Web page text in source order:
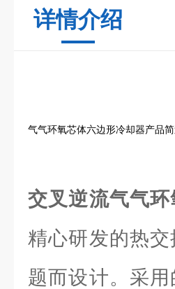
详情介绍
气气环氧芯体六边形冷却器产品
交叉逆流气气
精心研发的热
题而设计。采